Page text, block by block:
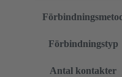
Förbindningstyp
Antal kontakter